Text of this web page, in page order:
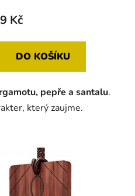
Kč
DO KOŠÍKU
pepře a santalu.
který zaujme.